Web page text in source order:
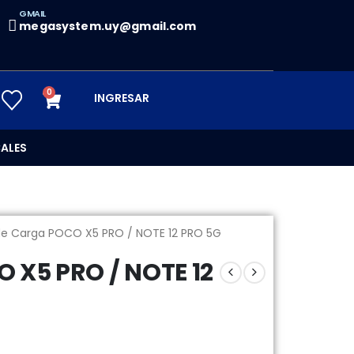
GMAIL
megasystem.uy@gmail.com
0 INGRESAR
POCO X5 PRO / NOTE 12 PRO 5G
PRO / NOTE 12